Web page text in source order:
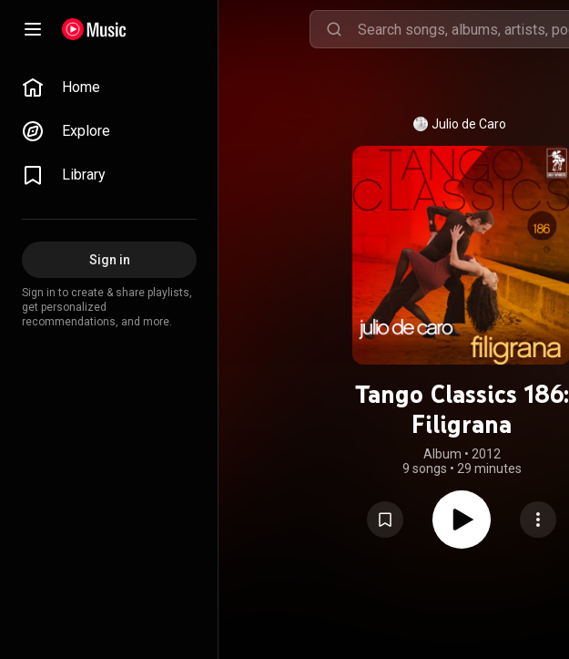
Home
Explore
Library
Sign in
Sign in to create & share playlists,
get personalized
recommendations, and more.
Julio de Caro
Tango Classics 186:
Filigrana
Album • 2012
9 songs • 29 minutes